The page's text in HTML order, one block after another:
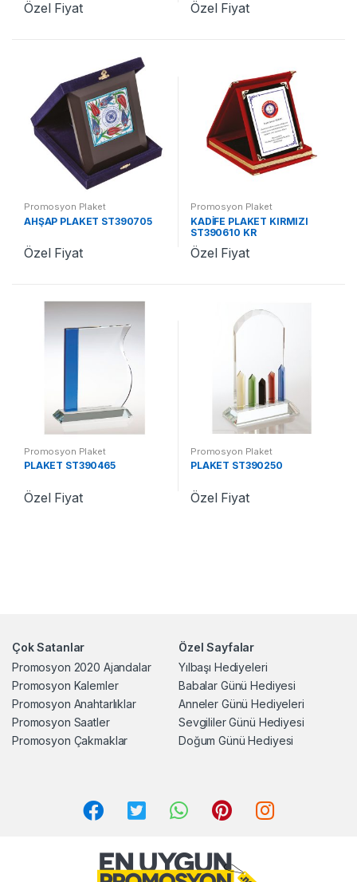
Özel Fiyat Özel Fiyat
Promosyon Plaket
AHŞAP PLAKET ST390705
Özel Fiyat
Promosyon Plaket
KADİFE PLAKET KIRMIZI
ST390610 KR
Özel Fiyat
Promosyon Plaket
PLAKET ST390465
Özel Fiyat
Promosyon Plaket
PLAKET ST390250
Özel Fiyat
Çok Satanlar
Promosyon 2020 Ajandalar
Promosyon Kalemler
Promosyon Anahtarlıklar
Promosyon Saatler
Promosyon Çakmaklar
Özel Sayfalar
Yılbaşı Hediyeleri
Babalar Günü Hediyesi
Anneler Günü Hediyeleri
Sevgililer Günü Hediyesi
Doğum Günü Hediyesi